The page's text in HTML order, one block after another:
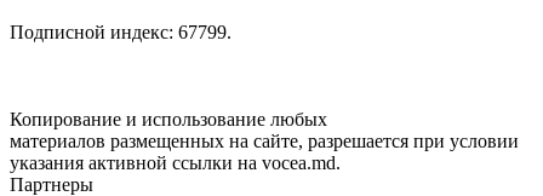
Подписной индекс: 67799.
Копирование и использование любых
материалов размещенных на сайте, разрешается при условии
указания активной ссылки на vocea.md.
Партнеры